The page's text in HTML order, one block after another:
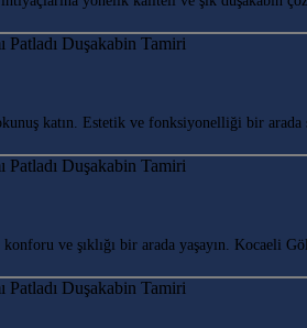
katın. Estetik ve fonksiyonelliği bir arada
ve şıklığı bir arada yaşayın. Kocaeli